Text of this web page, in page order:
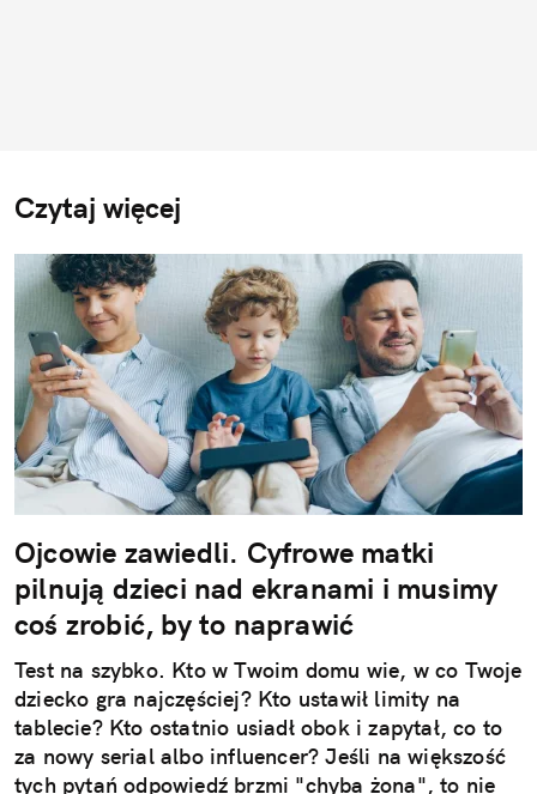
Czytaj więcej
Ojcowie zawiedli. Cyfrowe matki
pilnują dzieci nad ekranami i musimy
coś zrobić, by to naprawić
Test na szybko. Kto w Twoim domu wie, w co Twoje
dziecko gra najczęściej? Kto ustawił limity na
tablecie? Kto ostatnio usiadł obok i zapytał, co to
za nowy serial albo influencer? Jeśli na większość
tych pytań odpowiedź brzmi "chyba żona", to nie